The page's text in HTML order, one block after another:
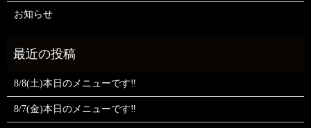
お知らせ
8/8(土)本日のメニューです‼️
8/7(金)本日のメニューです‼️